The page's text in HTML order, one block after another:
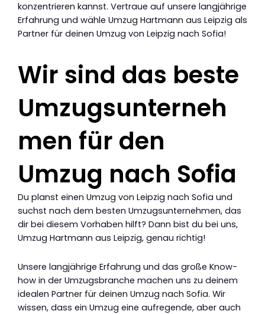
konzentrieren kannst. Vertraue auf unsere langjährige
Erfahrung und wähle Umzug Hartmann aus Leipzig als
Partner für deinen Umzug von Leipzig nach Sofia!
Wir sind das beste
Umzugsunterneh
men für den
Umzug nach Sofia
Du planst einen Umzug von Leipzig nach Sofia und
suchst nach dem besten Umzugsunternehmen, das
dir bei diesem Vorhaben hilft? Dann bist du bei uns,
Umzug Hartmann aus Leipzig, genau richtig!
Unsere langjährige Erfahrung und das große Know-
how in der Umzugsbranche machen uns zu deinem
idealen Partner für deinen Umzug nach Sofia. Wir
wissen, dass ein Umzug eine aufregende, aber auch